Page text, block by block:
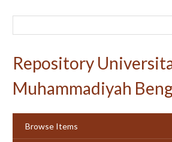
Repository
Muhammadiyah
Browse Items